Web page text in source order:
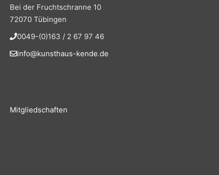
Bei der Fruchtschranne 10
72070 Tübingen
0049-(0)163 / 2 67 97 46
info@kunsthaus-kende.de
Mitgliedschaften